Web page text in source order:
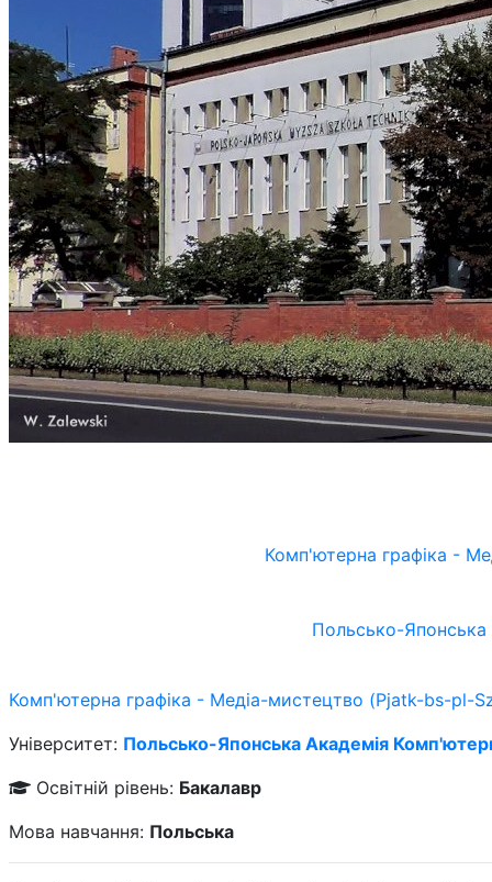
Комп'ютерна графіка -
Польсько-Японська
Комп'ютерна графіка - Медіа-мистецтво (Pjatk-bs-pl-
Університет: Польсько-Японська Академія
Освітній рівень: Бакалавр
Мова навчання: Польська